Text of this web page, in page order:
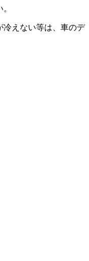
冷えない等は、車のデ